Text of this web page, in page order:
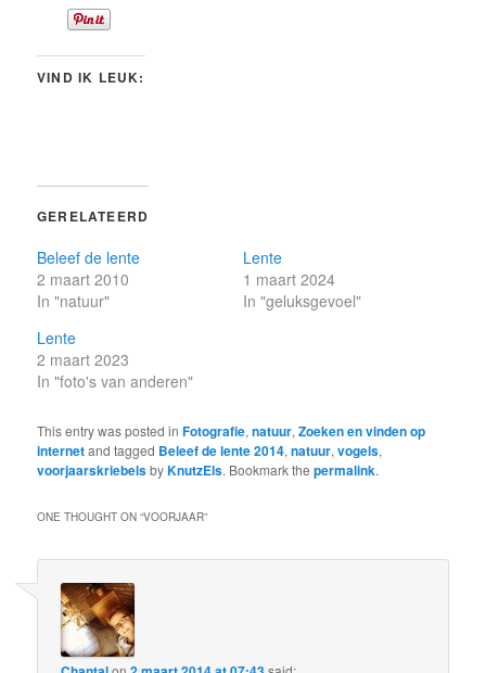
VIND IK LEUK:
GERELATEERD
Beleef de lente
2 maart 2010
In "natuur"
Lente
1 maart 2024
In "geluksgevoel"
Lente
2 maart 2023
In "foto's van anderen"
This entry was posted inFotografie,natuur,Zoeken en vinden op
internetand tagged Beleef de lente 2014,natuur,vogels,
voorjaarskriebelsbyKnutzEls. Bookmark thepermalink.
ONE THOUGHT ON “VOORJAAR”